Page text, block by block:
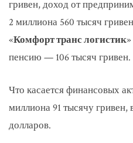
гривен, доход от
2 миллиона 560 тысяч
«Комфорт транс логистик
пенсию — 106 тысяч гривен.
Что касается финансовых
миллиона 91 тысячу гривен,
долларов.